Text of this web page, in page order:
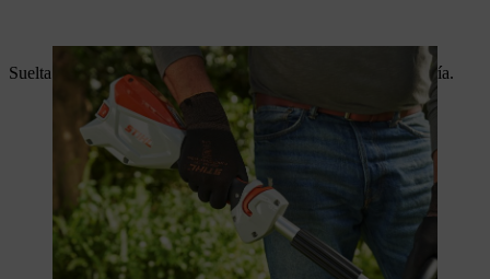
Suelta la palanca de cambio para parar la motoguadaña a batería.